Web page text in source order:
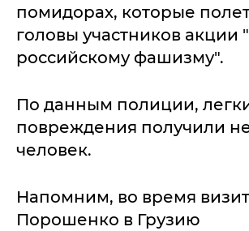
помидорах, которые
головы участников акции
российскому фашизму".
По данным полиции,
повреждения получили
человек.
Напомним, во время
Порошенко в Грузию